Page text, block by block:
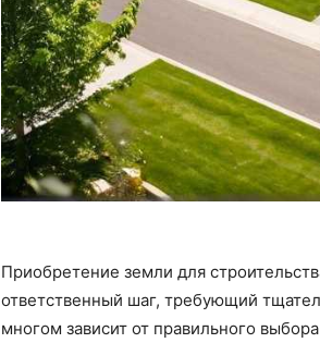
Приобретение земли для
ответственный шаг, требующий
многом зависит от правильного